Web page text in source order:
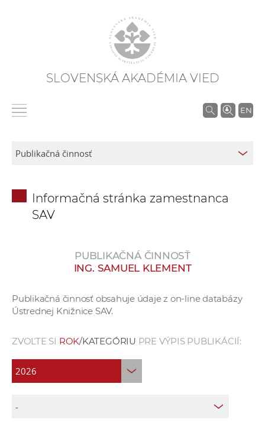
SLOVENSKÁ AKADÉMIA VIED
EN
V
á
p
c
í
Informačná stránka zamestnanca
SAV
PUBLIKAČNÁ ČINNOSŤ
ING. SAMUEL KLEMENT
Publikačná činnosť obsahuje údaje z on-line databázy
Ústrednej Knižnice SAV.
ZVOĽTE SI ROK/KATEGÓRIU PRE VÝPIS PUBLIKÁCIÍ: